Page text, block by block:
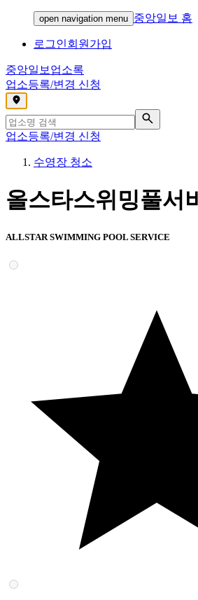
open navigation menu 중앙일보 홈
로그인회원가입
중앙일보 업소록
업소등록/변경 신청
,
업소등록/변경 신청
수영장 청소
올스타스위밍풀서
ALLSTAR SWIMMING POOL SERVICE